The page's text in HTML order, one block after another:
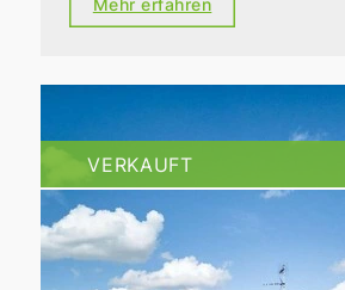
Mehr erfahren
VERKAUFT